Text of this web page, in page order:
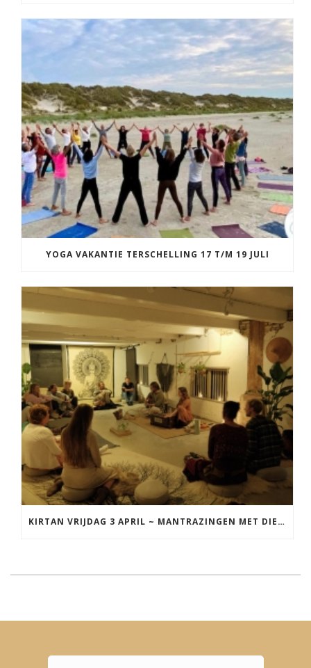
YOGA VAKANTIE TERSCHELLING 17 T/M 19 JULI
KIRTAN VRIJDAG 3 APRIL ~ MANTRAZINGEN MET DIEDERICK IN LEEUWARDEN